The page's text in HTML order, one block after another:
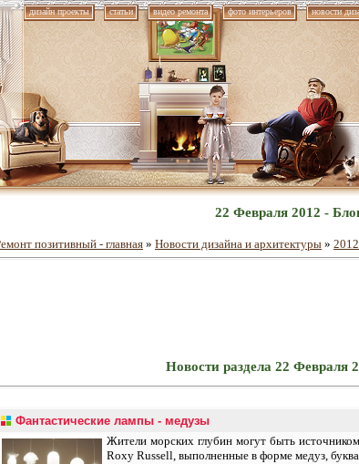
дизайн проекты статьи видео ремонта фото интерьеров новости
22 Февраля 2012 -
позитивный - главная» Новости дизайна и архитектуры » 2012
Новости раздела 22
Фантастические лампы - медузы
Жители морских глубин могут быть
Roxy Russell, выполненные в форме медуз,